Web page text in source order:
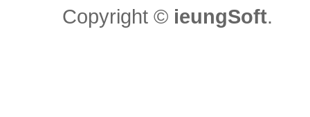
Copyright © ieungSoft.